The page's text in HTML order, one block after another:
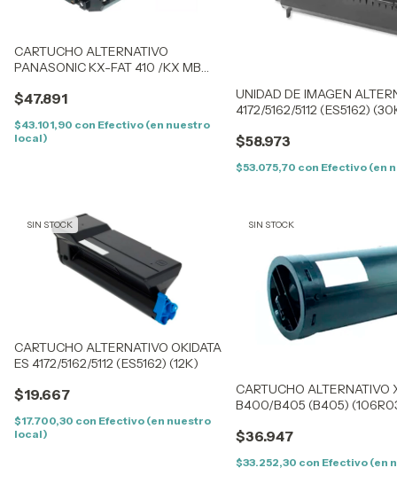
CARTUCHO ALTERNATIVO
PANASONIC KX-FAT 410 /KX MB
(F410) (2,5K)
$47.891
$43.101,90 con Efectivo (en nuestro
local)
UNIDAD DE IMAGEN
4172/5162/5112 (ES5162)
$58.973
$53.075,70 con Efectivo (en
SIN STOCK
CARTUCHO ALTERNATIVO OKIDATA
ES 4172/5162/5112 (ES5162) (12K)
$19.667
$17.700,30 con Efectivo (en nuestro
local)
SIN STOCK
CARTUCHO ALTERNATIVO
B400/B405 (B405)
$36.947
$33.252,30 con Efectivo (en